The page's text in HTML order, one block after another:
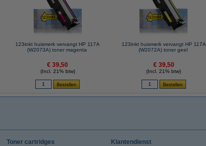
123inkt huismerk vervangt HP 117A
(W2073A) toner magenta
€ 39,50
(Incl. 21% btw)
123inkt huismerk vervangt HP 117A
(W2072A) toner geel
€ 39,50
(Incl. 21% btw)
Toner cartridges
Klantendienst